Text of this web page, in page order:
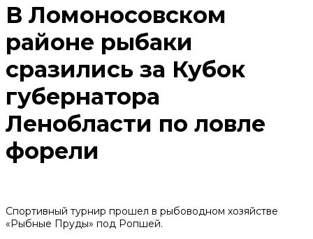
В Ломоносовском
районе рыбаки
сразились за Кубок
губернатора
Ленобласти по ловле
форели
Спортивный турнир прошел в рыбоводном хозяйстве
«Рыбные Пруды» под Ропшей.